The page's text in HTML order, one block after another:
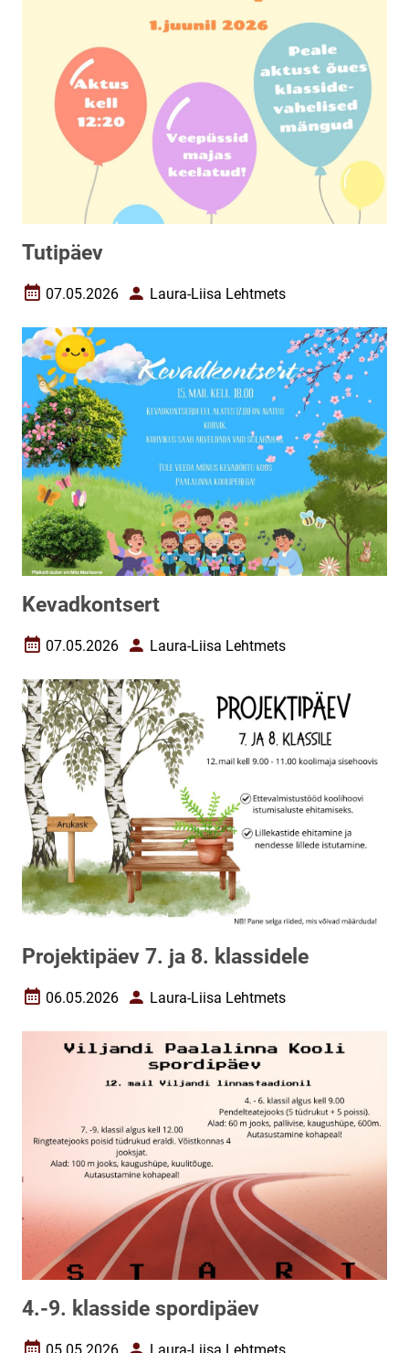
Tutipäev
Loomise kuupäev
07.05.2026 AutorLaura-Liisa Lehtmets
Kevadkontsert
Loomise kuupäev
07.05.2026 AutorLaura-Liisa Lehtmets
Projektipäev 7. ja 8. klassidele
Loomise kuupäev
06.05.2026 AutorLaura-Liisa Lehtmets
4.-9. klasside spordipäev
05.05.2026 Laura-Liisa Lehtmets